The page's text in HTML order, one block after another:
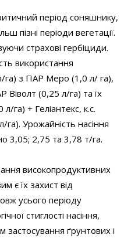
період соняшнику,
пізні періоди вегетації.
страхові гербіциди.
використання
га) з ПАР Меро (1,0 л/ га),
Віволт (0,25 л/га) та їх
га) + Геліантекс, к.с.
Урожайність насіння
3,05; 2,75 та 3,78 т/га.
високопродуктивних
є їх захист від
усього періоду
стиглості насіння,
ґрунтових і